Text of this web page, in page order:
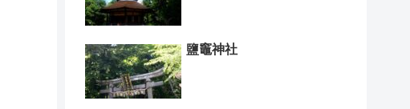
鹽竈神社